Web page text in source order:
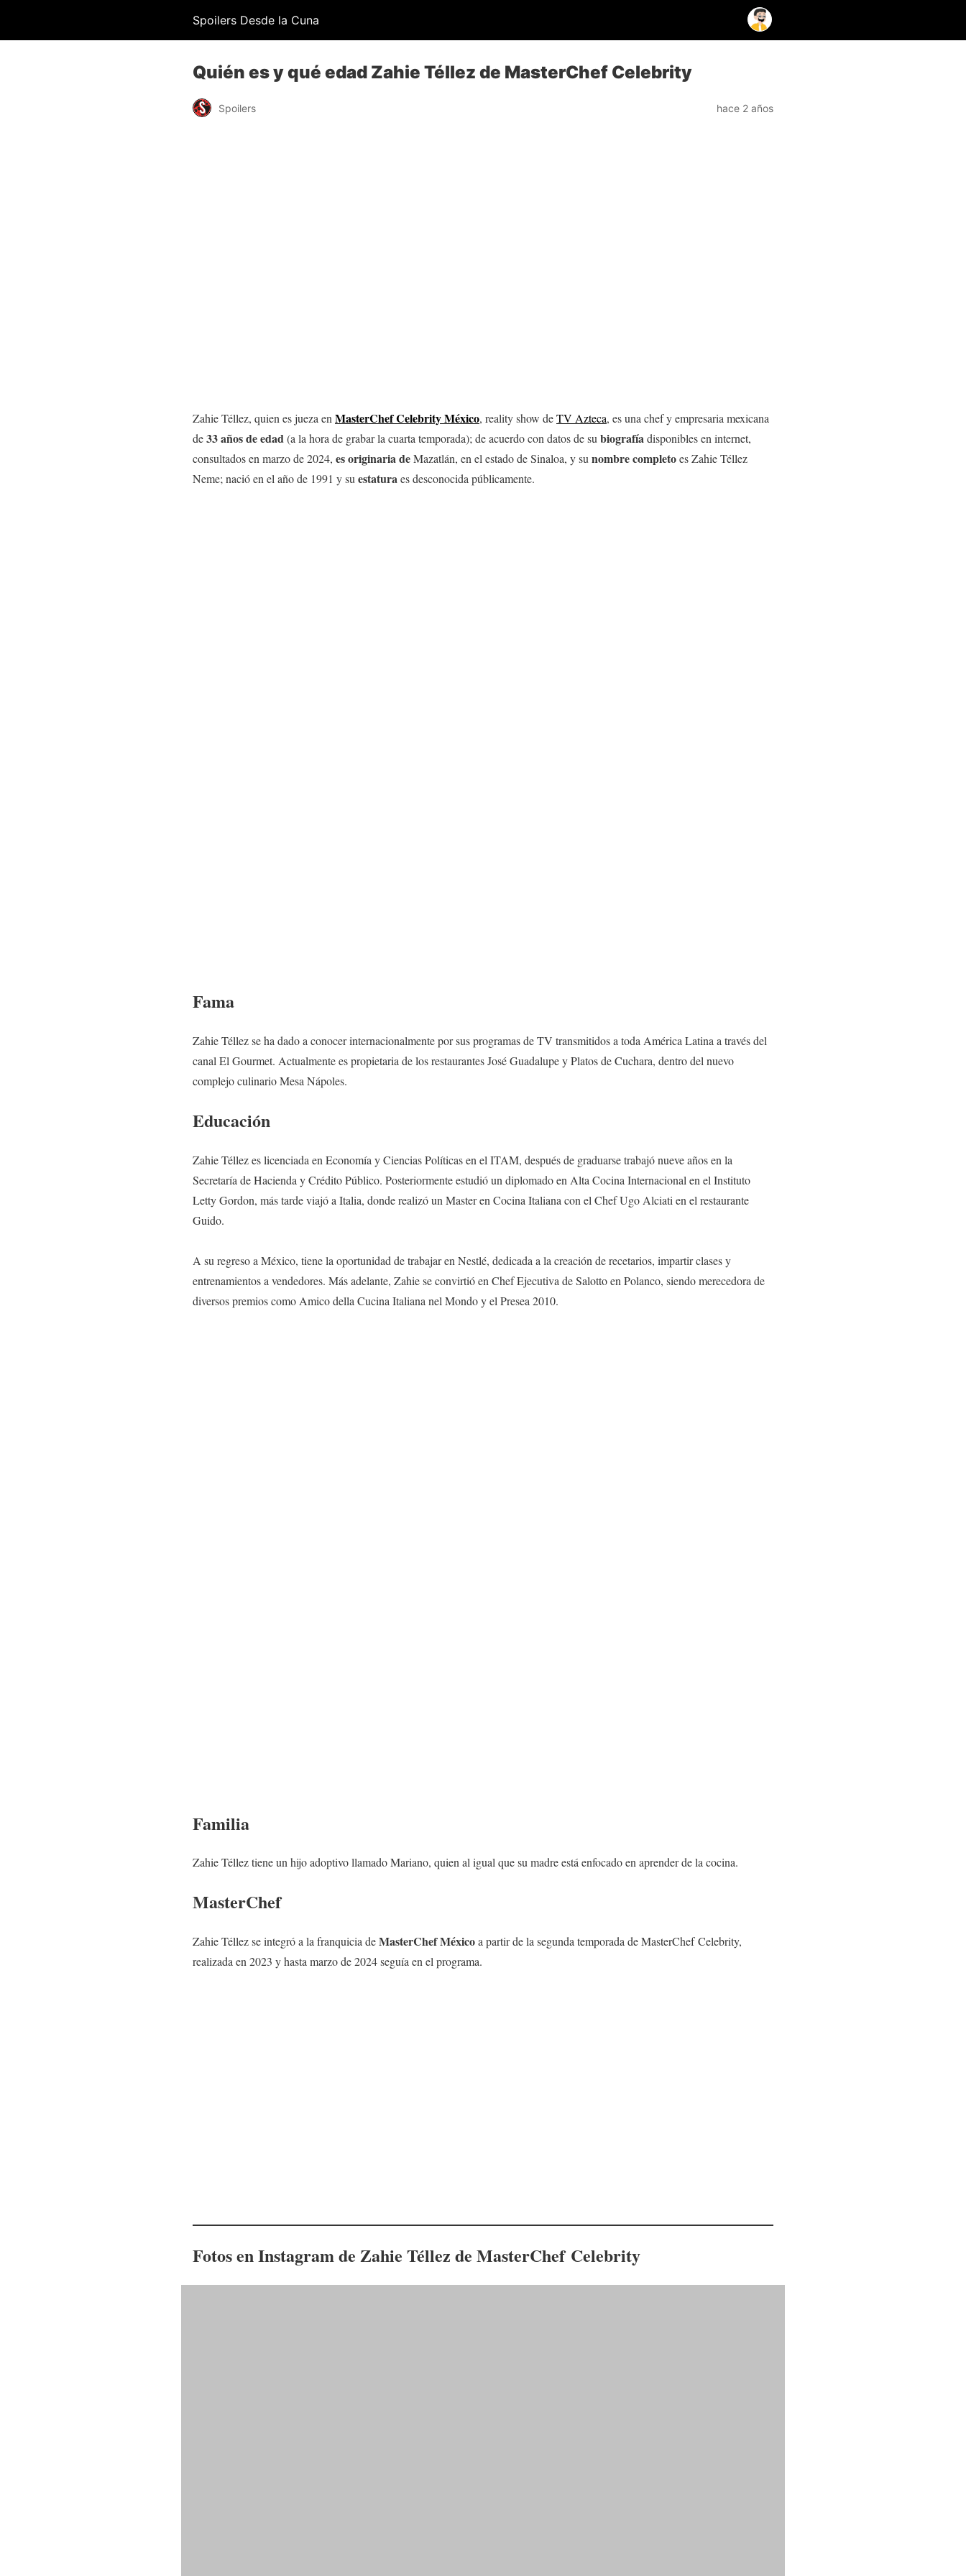
Spoilers Desde la Cuna
Quién es y qué edad Zahie Téllez de MasterChef Celebrity
Spoilers hace 2 años
Zahie Téllez, quien es jueza en MasterChef Celebrity México, reality show deTV Azteca, es una chef y empresaria mexicana
de33 años de edad(a la hora de grabar la cuarta temporada); de acuerdo con datos de su biografíadisponibles en internet,
consultados en marzo de 2024, es originaria deMazatlán, en el estado de Sinaloa, y su nombrecompletoes Zahie Téllez
Neme; nació en el año de 1991 y su estaturaes desconocida públicamente.
Fama
Zahie Téllez se ha dado a conocer internacionalmente por sus programas de TV transmitidos a toda América Latina a través del
canal El Gourmet. Actualmente es propietaria de los restaurantes José Guadalupe y Platos de Cuchara, dentro del nuevo
complejo culinario Mesa Nápoles.
Educación
Zahie Téllez es licenciada en Economía y Ciencias Políticas en el ITAM, después de graduarse trabajó nueve años en la
Secretaría de Hacienda y Crédito Público. Posteriormente estudió un diplomado en Alta Cocina Internacional en el Instituto
Letty Gordon, más tarde viajó a Italia, donde realizó un Master en Cocina Italiana con el Chef Ugo Alciati en el restaurante
Guido.
A su regreso a México, tiene la oportunidad de trabajar en Nestlé, dedicada a la creación de recetarios, impartir clases y
entrenamientos a vendedores. Más adelante, Zahie se convirtió en Chef Ejecutiva de Salotto en Polanco, siendo merecedora de
diversos premios como Amico della Cucina Italiana nel Mondo y el Presea 2010.
Familia
Zahie Téllez tiene un hijo adoptivo llamado Mariano, quien al igual que su madre está enfocado en aprender de la cocina.
MasterChef
Zahie Téllez se integró a la franquicia deMasterChef Méxicoa partir de la segunda temporada de MasterChef Celebrity,
realizada en 2023 y hasta marzo de 2024 seguía en el programa.
Fotos en Instagram de Zahie Téllez de MasterChef Celebrity